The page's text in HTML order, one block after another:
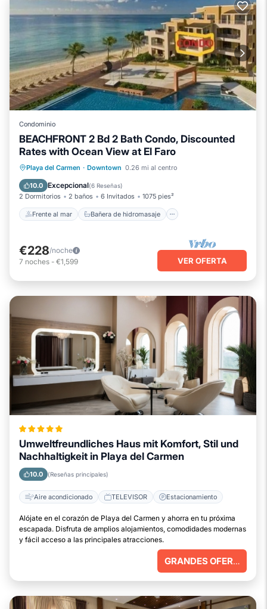
Condominio
BEACHFRONT 2 Bd 2 Bath Condo, Discounted
Rates with Ocean View at El Faro
Playa del Carmen · Downtown 0.26 mi al centro
10.0 Excepcional(6 Reseñas)
2 Dormitorios 2 baños 6 Invitados 1075 pies²
Frente al mar Bañera de hidromasaje
Frente al mar
Bañera de hidromasaje
Piscina
Vista al mar
€228/noche
7 noches - €1,599 VER OFERTA
Umweltfreundliches Haus mit Komfort, Stil und
Nachhaltigkeit in Playa del Carmen
10.0 (Reseñas principales)
Aire acondicionado TELEVISOR Estacionamiento
Alójate en el corazón de Playa del Carmen y ahorra en tu próxima
escapada. Disfruta de amplios alojamientos, comodidades modernas
y fácil acceso a las principales atracciones.
GRANDES OFERTAS